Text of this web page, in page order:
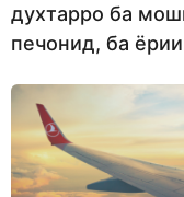
духтарро ба
печонид, ба